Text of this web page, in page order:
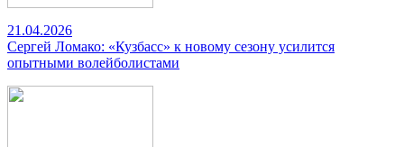
21.04.2026
Сергей Ломако: «Кузбасс» к новому сезону усилится
опытными волейболистами